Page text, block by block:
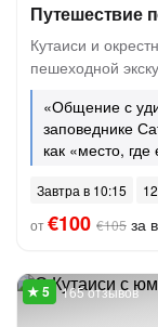
Путешествие
Кутаиси и
пешеходной
«Общение с
заповеднике
как «место,
Завтра в 10:15
от€100 €105 за
165 отзывов